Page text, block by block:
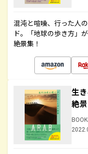
混沌と喧噪、行った人
ド。「地球の歩き方」
絶景集！
生
絶